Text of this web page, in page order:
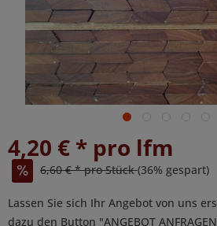
4,20 € * pro lfm
6,60 € * pro Stück(36% gespart)
Lassen Sie sich Ihr Angebot von uns
dazu den Button "ANGEBOT